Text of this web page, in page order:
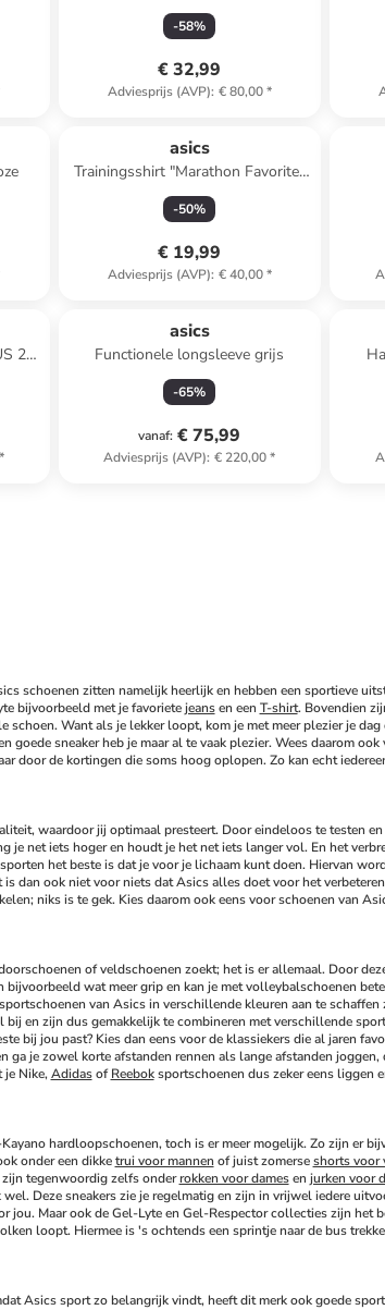
-58%
€ 32,99
Adviesprijs (AVP): € 80,00*
asics
Trainingsshirt "Marathon Favorite"
rood
-50%
€ 19,99
Adviesprijs (AVP): € 40,00*
25
asics
Functionele longsleeve grijs
-65%
vanaf: € 75,99
Adviesprijs (AVP): € 220,00*
schoenen zitten namelijk heerlijk en hebben een sportieve
bijvoorbeeld met je favoriete jeans en een T-shirt. Bovendien
schoen. Want als je lekker loopt, kom je met meer plezier je
sneaker heb je maar al te vaak plezier. Wees daarom
de kortingen die soms hoog oplopen. Zo kan echt
waardoor jij optimaal presteert. Door eindeloos te testen
je net iets hoger en houdt je het net iets langer vol. En het
het beste is dat je voor je lichaam kunt doen. Hiervan
dan ook niet voor niets dat Asics alles doet voor het
niks is te gek. Kies daarom ook eens voor schoenen van
of veldschoenen zoekt; het is er allemaal. Door
wat meer grip en kan je met volleybalschoenen
van Asics in verschillende kleuren aan te
en zijn dus gemakkelijk te combineren met verschillende
bij jou past? Kies dan eens voor de klassiekers die al jaren
je zowel korte afstanden rennen als lange afstanden
je Nike, Adidas of Reebok sportschoenen dus zeker eens liggen
hardloopschoenen, toch is er meer mogelijk. Zo zijn er
onder een dikke trui voor mannen of juist zomerse shorts voor
zijn tegenwoordig zelfs onder rokken voor dames en jurken voor
Deze sneakers zie je regelmatig en zijn in vrijwel iedere
Maar ook de Gel-Lyte en Gel-Respector collecties zijn het
loopt. Hiermee is 's ochtends een sprintje naar de bus
Asics sport zo belangrijk vindt, heeft dit merk ook goede